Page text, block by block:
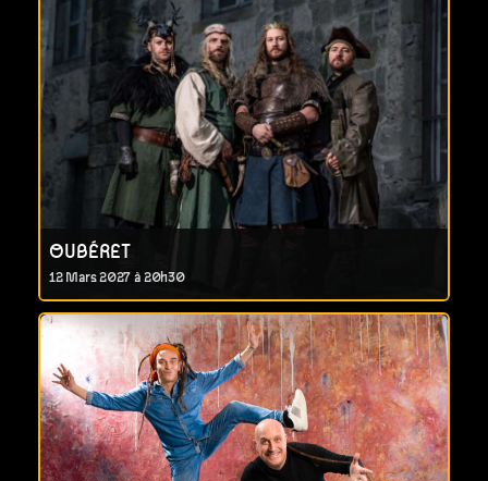
OUBÉRET
12 Mars 2027 à 20h30